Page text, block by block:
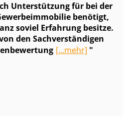
Unterstützung für bei der
benötigt,
soviel Erfahrung besitze.
den Sach­ver­stän­di­gen
[...mehr]